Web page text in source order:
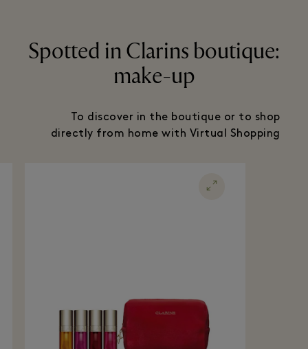
Spotted in Clarins boutique:
make-up
To discover in the boutique or to shop
directly from home with Virtual Shopping